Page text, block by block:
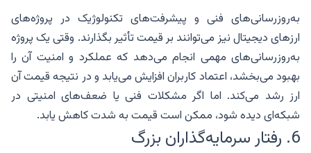
به‌روزرسانی‌های فنی و پیشرفت‌های تکنولوژیک در پروژه‌های
ارزهای دیجیتال نیز می‌توانند بر قیمت تأثیر بگذارند. وقتی یک پروژه
به‌روزرسانی‌های مهمی انجام می‌دهد که عملکرد و امنیت آن را
بهبود می‌بخشد، اعتماد کاربران افزایش می‌یابد و در نتیجه قیمت آن
ارز رشد می‌کند. اما اگر مشکلات فنی یا ضعف‌های امنیتی در
شبکه‌ای دیده شود، ممکن است قیمت به شدت کاهش یابد.
6. رفتار سرمایه‌گذاران بزرگ